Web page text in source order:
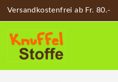
Versandkostenfrei ab Fr. 80.-